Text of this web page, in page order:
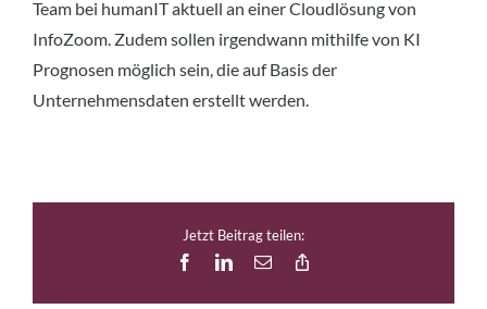
Team bei humanIT aktuell an einer Cloudlösung von
InfoZoom. Zudem sollen irgendwann mithilfe von KI
Prognosen möglich sein, die auf Basis der
Unternehmensdaten erstellt werden.
Jetzt Beitrag teilen:
FacebookLinkedIn
E-